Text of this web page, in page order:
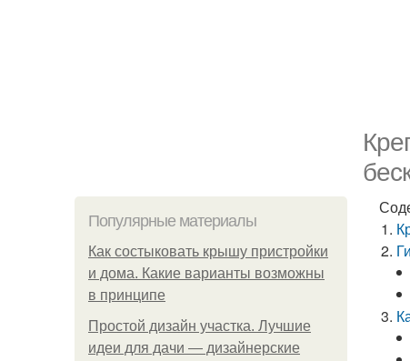
Популярные материалы
Как состыковать крышу пристройки
и дома. Какие варианты возможны
в принципе
Простой дизайн участка. Лучшие
идеи для дачи — дизайнерские